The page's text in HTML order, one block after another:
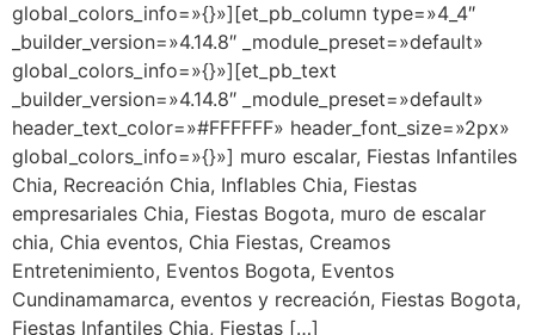
global_colors_info=»{}»][et_pb_column type=»4_4″
_builder_version=»4.14.8″ _module_preset=»default»
global_colors_info=»{}»][et_pb_text
_builder_version=»4.14.8″ _module_preset=»default»
header_text_color=»#FFFFFF» header_font_size=»2px»
global_colors_info=»{}»] muro escalar, Fiestas Infantiles
Chia, Recreación Chia, Inflables Chia, Fiestas
empresariales Chia, Fiestas Bogota, muro de escalar
chia, Chia eventos, Chia Fiestas, Creamos
Entretenimiento, Eventos Bogota, Eventos
Cundinamamarca, eventos y recreación, Fiestas Bogota,
Fiestas Infantiles Chia, Fiestas […]